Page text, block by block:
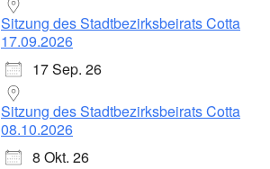
Sitzung des Stadtbezirksbeirats Cotta
17.09.2026
17 Sep. 26
Sitzung des Stadtbezirksbeirats Cotta
08.10.2026
8 Okt. 26